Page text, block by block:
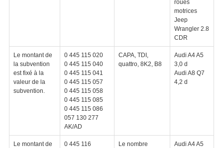
roues
motrices
Jeep
Wrangler 2.8
CDR
Le montant de
la subvention
est fixé à la
valeur de la
subvention.
0 445 115 020
0 445 115 040
0 445 115 041
0 445 115 057
0 445 115 058
0 445 115 085
0 445 115 086
057 130 277
AK/AD
CAPA, TDI,
quattro, 8K2, B8
Audi A4 A5
3,0 d
Audi A8 Q7
4,2 d
Le montant de
0 445 116
Le nombre
Audi A4 A5